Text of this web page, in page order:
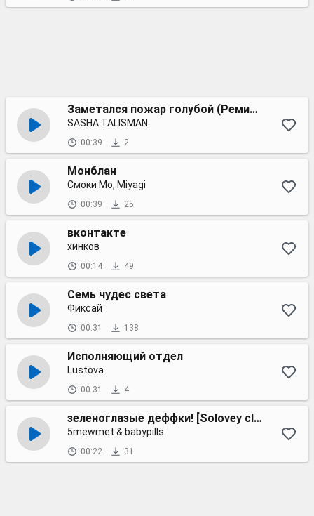
Заметался пожар голубой (Ремикс)
SASHA TALISMAN
00:39 2
Монблан
Смоки Мо, Miyagi
00:39 25
вконтакте
хинков
00:14 49
Семь чудес света
Фиксай
00:31 138
Исполняющий отдел
Lustova
00:31 4
зеленоглазые деффки! [Solovey clean edit]
5mewmet & babypills
00:22 31